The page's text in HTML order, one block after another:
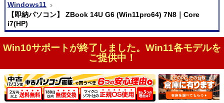
Windows11
【即納パソコン】 ZBook 14U G6 (Win11pro64) 7N8｜Core
i7(HP)
Win10サポートが終了しました。Win11各モデルを
ご提供中！